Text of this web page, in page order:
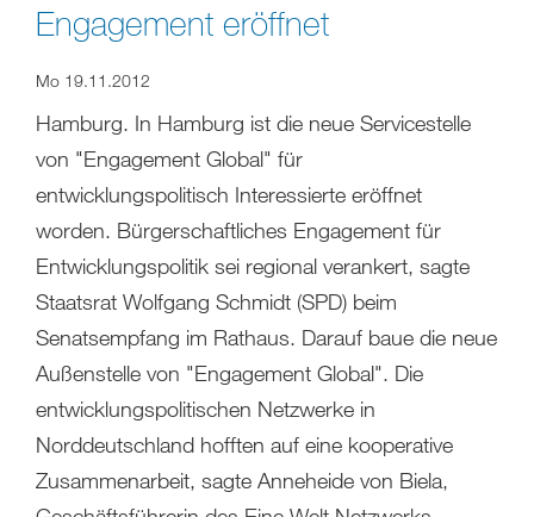
Engagement eröffnet
Mo 19.11.2012
Hamburg. In Hamburg ist die neue Servicestelle
von "Engagement Global" für
entwicklungspolitisch Interessierte eröffnet
worden. Bürgerschaftliches Engagement für
Entwicklungspolitik sei regional verankert, sagte
Staatsrat Wolfgang Schmidt (SPD) beim
Senatsempfang im Rathaus. Darauf baue die neue
Außenstelle von "Engagement Global". Die
entwicklungspolitischen Netzwerke in
Norddeutschland hofften auf eine kooperative
Zusammenarbeit, sagte Anneheide von Biela,